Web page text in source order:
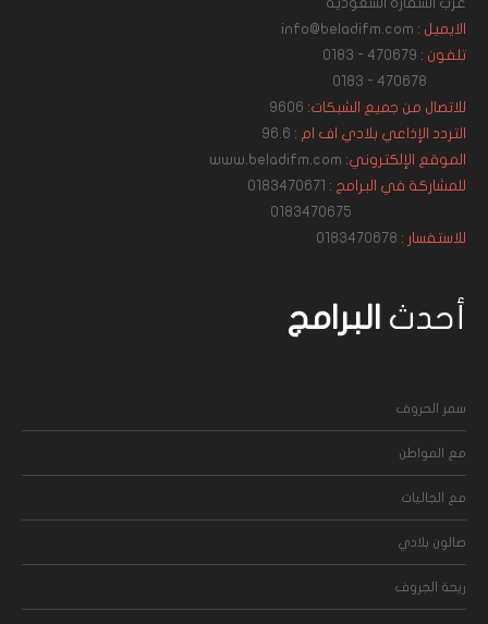
غرب السفارة السعودية
الايميل :
تلفون :
للاتصال من جميع الشبكات:
التردد الإذاعي بلادي اف ام :
الموقع الإلكتروني:
للمشاركة في البرامج :
للاستفسار :
أحدث البرامج
سمر الحروف
مع المواطن
مع الجاليات
صالون بلادي
ريحة الجروف